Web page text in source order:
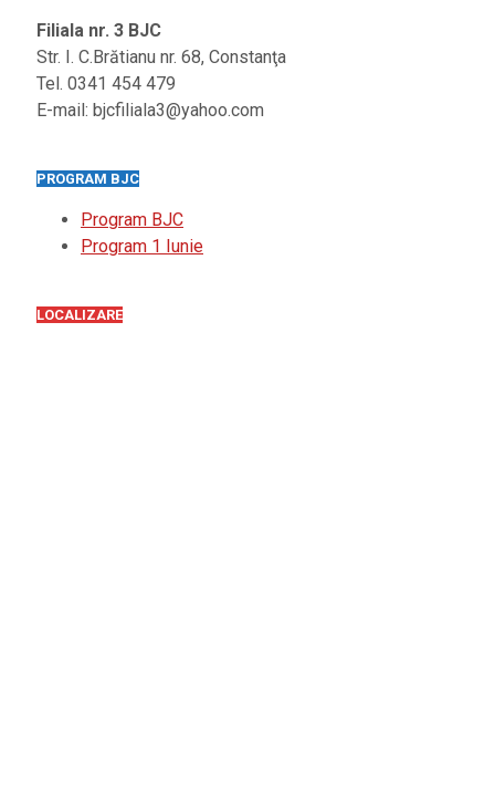
Filiala nr. 3 BJC
Str. I. C.Brătianu nr. 68, Constanţa
Tel. 0341 454 479
E-mail: bjcfiliala3@yahoo.com
PROGRAM BJC
Program BJC
Program 1 Iunie
LOCALIZARE